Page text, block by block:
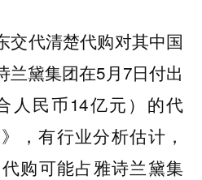
交代清楚代购对其中国
兰黛集团在5月7日付出
人民币14亿元）的代
，有行业分析估计，
购可能占雅诗兰黛集